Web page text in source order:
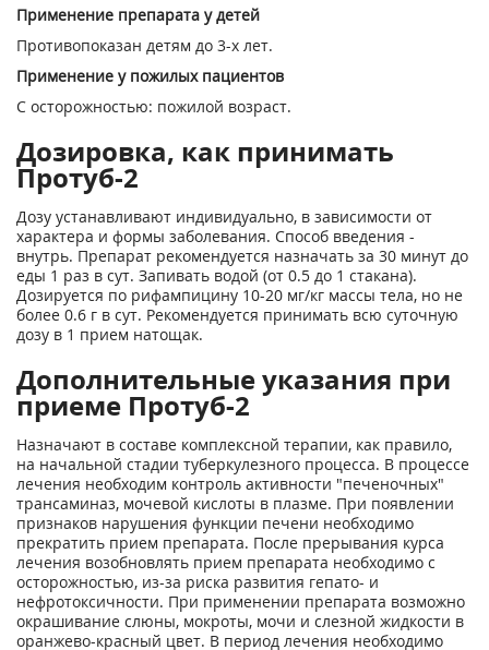
Применение препарата у детей
Противопоказан детям до 3-х лет.
Применение у пожилых пациентов
С осторожностью: пожилой возраст.
Дозировка, как принимать
Протуб-2
Дозу устанавливают индивидуально, в зависимости от
характера и формы заболевания. Способ введения -
внутрь. Препарат рекомендуется назначать за 30 минут до
еды 1 раз в сут. Запивать водой (от 0.5 до 1 стакана).
Дозируется по рифампицину 10-20 мг/кг массы тела, но не
более 0.6 г в сут. Рекомендуется принимать всю суточную
дозу в 1 прием натощак.
Дополнительные указания при
приеме Протуб-2
Назначают в составе комплексной терапии, как правило,
на начальной стадии туберкулезного процесса. В процессе
лечения необходим контроль активности "печеночных"
трансаминаз, мочевой кислоты в плазме. При появлении
признаков нарушения функции печени необходимо
прекратить прием препарата. После прерывания курса
лечения возобновлять прием препарата необходимо с
осторожностью, из-за риска развития гепато- и
нефротоксичности. При применении препарата возможно
окрашивание слюны, мокроты, мочи и слезной жидкости в
оранжево-красный цвет. В период лечения необходимо